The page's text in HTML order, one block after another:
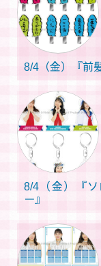
8/4（金）『前
8/4（金）『
ー』